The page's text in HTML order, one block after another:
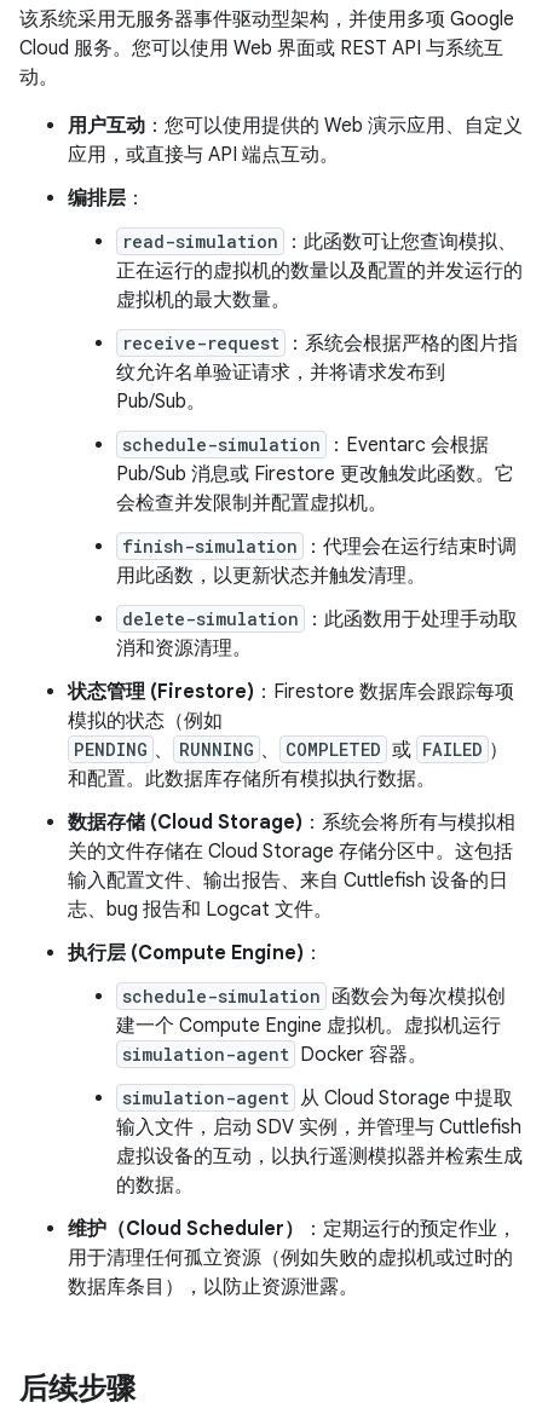
该系统采用无服务器事件驱动型架构，并使用多项 Google
Cloud 服务。您可以使用 Web 界面或 REST API 与系统互
动。
用户互动 ：您可以使用提供的 Web 演示应用、自定义
应用，或直接与 API 端点互动。
编排层 ：
read-simulation
：此函数可让您查询模拟、
正在运行的虚拟机的数量以及配置的并发运行的
虚拟机的最大数量。
receive-request
：系统会根据严格的图片指
纹允许名单验证请求，并将请求发布到
Pub/Sub。
schedule-simulation
：Eventarc 会根据
Pub/Sub 消息或 Firestore 更改触发此函数。它
会检查并发限制并配置虚拟机。
finish-simulation
：代理会在运行结束时调
用此函数，以更新状态并触发清理。
delete-simulation
：此函数用于处理手动取
消和资源清理。
状态管理 (Firestore) ：Firestore 数据库会跟踪每项
模拟的状态（例如
PENDING 、 RUNNING 、 COMPLETED 或 FAILED ）
和配置。此数据库存储所有模拟执行数据。
数据存储 (Cloud Storage) ：系统会将所有与模拟相
关的文件存储在 Cloud Storage 存储分区中。这包括
输入配置文件、输出报告、来自 Cuttlefish 设备的日
志、bug 报告和 Logcat 文件。
执行层 (Compute Engine) ：
schedule-simulation 函数会为每次模拟创
建一个 Compute Engine 虚拟机。虚拟机运行
simulation-agent Docker 容器。
simulation-agent 从 Cloud Storage 中提取
输入文件，启动 SDV 实例，并管理与 Cuttlefish
虚拟设备的互动，以执行遥测模拟器并检索生成
的数据。
维护（Cloud Scheduler）
：定期运行的预定作业，
用于清理任何孤立资源（例如失败的虚拟机或过时的
数据库条目），以防止资源泄露。
后续步骤